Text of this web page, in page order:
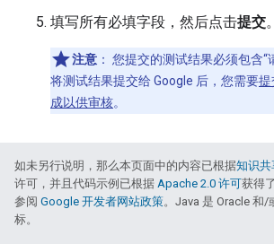
填写所有必填字段，然后点击提交。
注意 ： 您提交的测试结果必须包含“
将测试结果提交给 Google 后，您需要提
成以供审核。
如未另行说明，那么本页面中的内容已根据知识共
许可，并且代码示例已根据 Apache 2.0 许可获得
参阅 Google 开发者网站政策。Java 是 Oracle 和
标。